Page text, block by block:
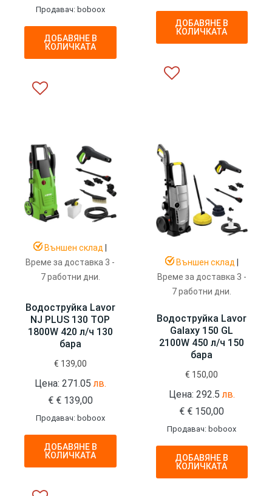
Продавач: boboox
ДОБАВЯНЕ В
КОЛИЧКАТА
ДОБАВЯНЕ В
КОЛИЧКАТА
Външен склад
Време за доставка 3 -
7 работни дни.
Водоструйка Lavor
NJ PLUS 130 TOP
1800W 420 л/ч 130
бара
€ 139,00
Цена: 271.05 лв.
€ €139,00
Продавач: boboox
ДОБАВЯНЕ В
КОЛИЧКАТА
Външен склад
Време за доставка 3 -
7 работни дни.
Водоструйка Lavor
Galaxy 150 GL
2100W 450 л/ч 150
бара
€ 150,00
Цена: 292.5лв.
€ € 150,00
Продавач: boboox
ДОБАВЯНЕ В
КОЛИЧКАТА